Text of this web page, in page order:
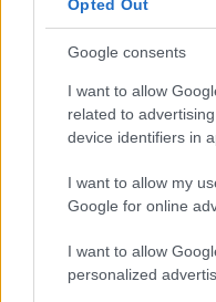
Opted Out
Google consents
I want to allow
related to
device identifiers in
I want to allow my
Google for online
I want to allow
personalized
Ποια είναι η
οδικά έργα και τα
χρονοδιαγράμματα
TAGS: Unilever